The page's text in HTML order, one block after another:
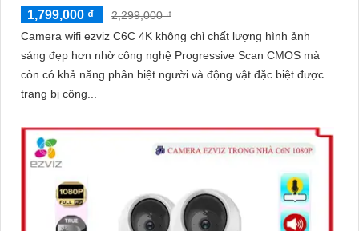
1,799,000 ₫
2,299,000 ₫
Camera wifi ezviz C6C 4K không chỉ chất lượng hình ảnh
sáng đẹp hơn nhờ công nghệ Progressive Scan CMOS mà
còn có khả năng phân biệt người và động vật đặc biệt được
trang bị công...